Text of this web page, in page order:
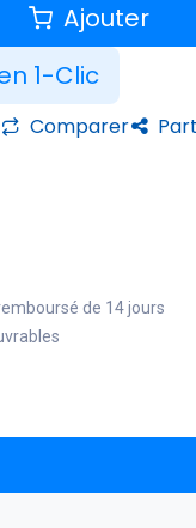
Ajouter
1-Clic
Comparer
de 14 jours